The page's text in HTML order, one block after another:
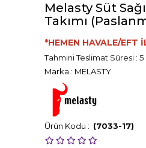
Melasty Süt
Takımı
*HEMEN HAVALE/EFT
Tahmini Teslimat Süresi : 5
Marka : MELASTY
(7033-17)